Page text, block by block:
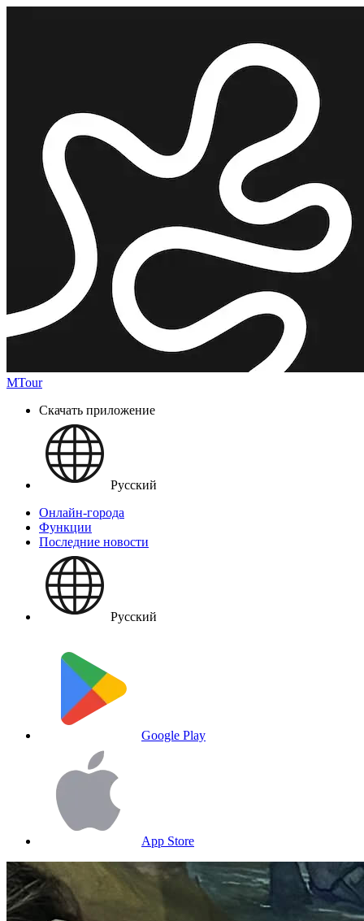
MTour
Скачать приложение
Русский
Онлайн-города
Функции
Последние новости
Русский
Google Play
App Store